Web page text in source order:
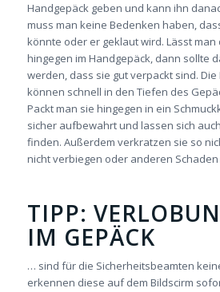
Handgepäck geben und kann ihn
muss man keine Bedenken haben,
könnte oder er geklaut wird. Lässt
hingegen im Handgepäck, dann sollte
werden, dass sie gut verpackt sind.
können schnell in den Tiefen des
Packt man sie hingegen in ein
sicher aufbewahrt und lassen sich
finden. Außerdem verkratzen sie so
nicht verbiegen oder anderen
TIPP:
IM GEPÄCK
… sind für die Sicherheitsbeamten
erkennen diese auf dem Bildscirm